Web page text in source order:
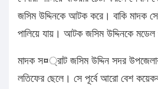
জসিম উদ্দিনকে আটক করে। বাকি মাদক
পালিয়ে যায়। আটক জসিম উদ্দিনকে মডেল
মাদক স¤্রাট জসিম উদ্দিন সদর
লতিফের ছেলে। সে পূর্বে আরো বেশ